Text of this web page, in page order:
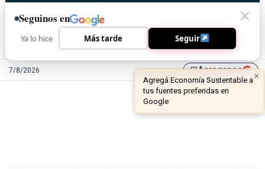
7/8/2026 library_addAgreganos
Seguinos en
Ya lo hice Más tarde Seguir